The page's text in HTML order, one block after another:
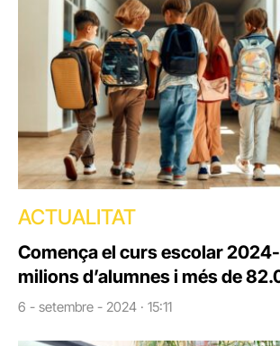
ACTUALITAT
Comença el curs escolar
milions d’alumnes i més de
6 - setembre - 2024 · 15:11